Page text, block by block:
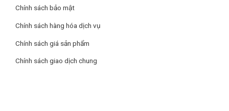
Tủ Ướp Rượu Vang Alaska JC-28S có thiết kế hiện đại với 1
Chính sách bảo mật
Chính sách hàng hóa dịch vụ
Chính sách giá sản phẩm
Chính sách giao dịch chung